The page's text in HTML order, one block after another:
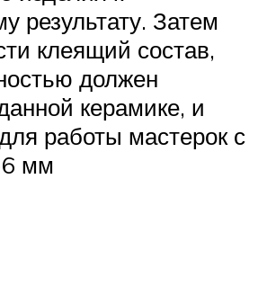
результату. Затем
клеящий состав,
должен
керамике, и
работы мастерок с
мм